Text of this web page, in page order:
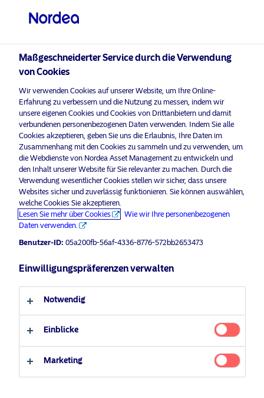
Bitte wählen Sie Ihr Anlegerprofil
aus
Land
Österreich
Sprache
Anleger-Typ
Professioneller Anleger
Professioneller Anleger
Die Führung übernehmen
Maßgeschneiderter Service durch die Verwendung
von Cookies
Wir verwenden Cookies auf unserer Website, um Ihre Online-
Erfahrung zu verbessern und die Nutzung zu messen, indem wir
unsere eigenen Cookies und Cookies von Drittanbietern und damit
verbundenen personenbezogenen Daten verwenden. Indem Sie alle
Cookies akzeptieren, geben Sie uns die Erlaubnis, Ihre Daten im
Zusammenhang mit den Cookies zu sammeln und zu verwenden, um
die Webdienste von Nordea Asset Management zu entwickeln und
den Inhalt unserer Website für Sie relevanter zu machen. Durch die
Verwendung wesentlicher Cookies stellen wir sicher, dass unsere
Websites sicher und zuverlässig funktionieren. Sie können auswählen,
welche Cookies Sie akzeptieren.
Lesen Sie mehr über Cookies
Wie wir Ihre personenbezogenen
Daten verwenden.
Benutzer-ID: 05a200fb-56af-4336-8776-572bb2653473
Einwilligungspräferenzen verwalten
Notwendig
Einblicke
Marketing